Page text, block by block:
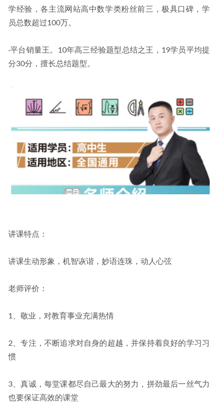
学经验，各主流网站高中数学类粉丝前三，极具口碑，学
员总数超过100万。
·平台销量王。10年高三经验题型总结之王，19学员平均提
分30分，擅长总结题型。
讲课特点：
讲课生动形象，机智诙谐，妙语连珠，动人心弦
老师评价：
1、敬业，对教育事业充满热情
2、专注，不断追求对自身的超越，并保持着良好的学习习
惯
3、真诚，每堂课都尽自己最大的努力，拼劲最后一丝气力
也要保证高效的课堂